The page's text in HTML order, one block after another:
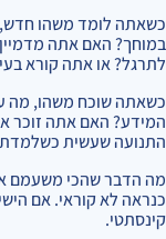
כשאתה לומד משהו
במוחך? האם אתה
לתרגל? או אתה קורא
כשאתה שוכח משהו, מה
המידע? האם אתה זוכר
התנועה שעשית
מה הדבר שהכי משעמם
כנראה לא קוראי. אם
קינסתטי.